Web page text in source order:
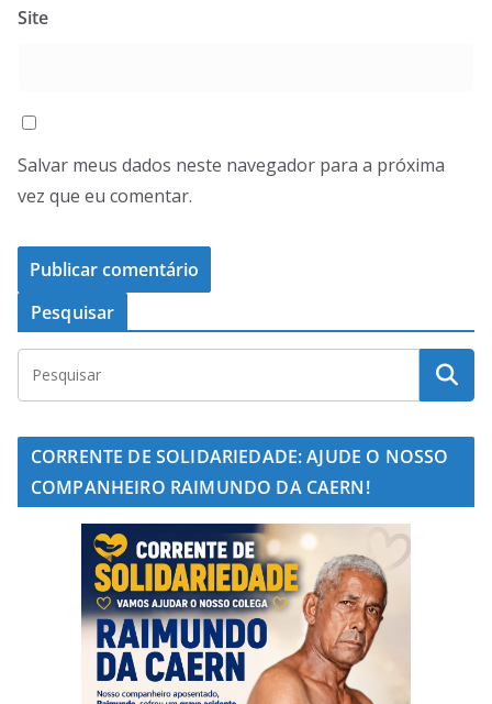
Site
Salvar meus dados neste navegador para a próxima
vez que eu comentar.
Pesquisar
CORRENTE DE SOLIDARIEDADE: AJUDE O NOSSO
COMPANHEIRO RAIMUNDO DA CAERN!